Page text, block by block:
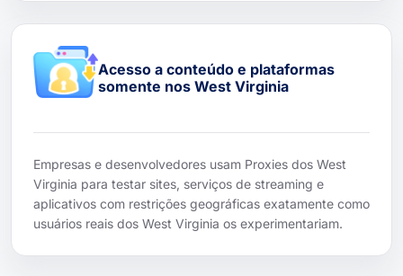
Acesso a conteúdo e plataformas
somente nos West Virginia
Empresas e desenvolvedores usam Proxies dos West
Virginia para testar sites, serviços de streaming e
aplicativos com restrições geográficas exatamente como
usuários reais dos West Virginia os experimentariam.